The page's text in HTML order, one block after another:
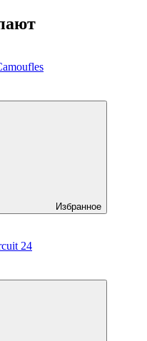
Избранное
24